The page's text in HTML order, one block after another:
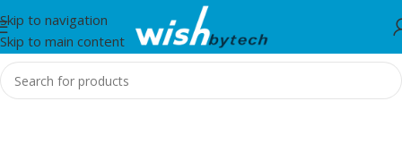
Skip to navigation
Skip to main content
Home/White Shark